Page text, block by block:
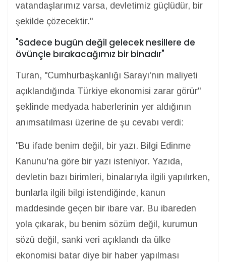
vatandaşlarımız varsa, devletimiz güçlüdür, bir
şekilde çözecektir."
"Sadece bugün değil gelecek nesillere de
övünçle bırakacağımız bir binadır"
Turan, "Cumhurbaşkanlığı Sarayı'nın maliyeti
açıklandığında Türkiye ekonomisi zarar görür"
şeklinde medyada haberlerinin yer aldığının
anımsatılması üzerine de şu cevabı verdi:
"Bu ifade benim değil, bir yazı. Bilgi Edinme
Kanunu'na göre bir yazı isteniyor. Yazıda,
devletin bazı birimleri, binalarıyla ilgili yapılırken,
bunlarla ilgili bilgi istendiğinde, kanun
maddesinde geçen bir ibare var. Bu ibareden
yola çıkarak, bu benim sözüm değil, kurumun
sözü değil, sanki veri açıklandı da ülke
ekonomisi batar diye bir haber yapılması